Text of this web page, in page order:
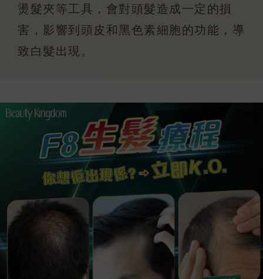
燙髮夾等工具，會對頭髮造成一定的損
害，影響到頭皮和黑色素細胞的功能，導
致白髮出現。